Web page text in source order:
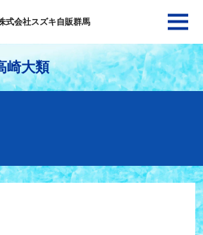
式会社スズキ自販群馬
崎大類